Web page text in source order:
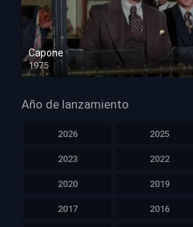
Capone
1975
HD 1080p
Año de lanzamiento
2026 2025
2023 2022
2020 2019
2017 2016